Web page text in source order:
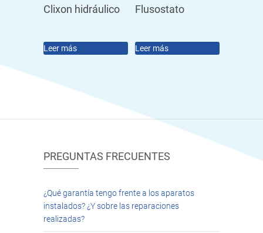
Clixon hidráulico
Leer más
Flusostato
Leer más
PREGUNTAS FRECUENTES
¿Qué garantía tengo frente a los aparatos
instalados? ¿Y sobre las reparaciones
realizadas?